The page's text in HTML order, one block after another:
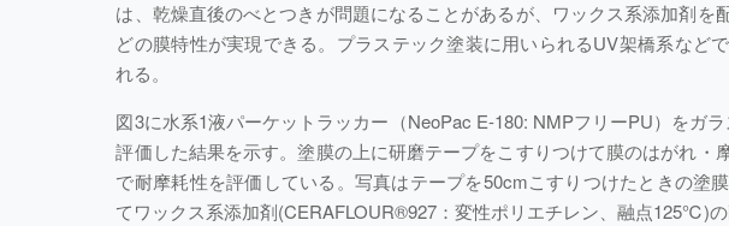
は、乾燥直後のべとつきが問題になることがあるが、ワックス系添加剤を
どの膜特性が実現できる。プラステック塗装に用いられるUV架橋系など
れる。
図3に水系1液パーケットラッカー（NeoPac E-180: NMPフリーPU）をガ
評価した結果を示す。塗膜の上に研磨テープをこすりつけて膜のはがれ・
で耐摩耗性を評価している。写真はテープを50cmこすりつけたときの塗
てワックス系添加剤(CERAFLOUR®927：変性ポリエチレン、融点125℃)の